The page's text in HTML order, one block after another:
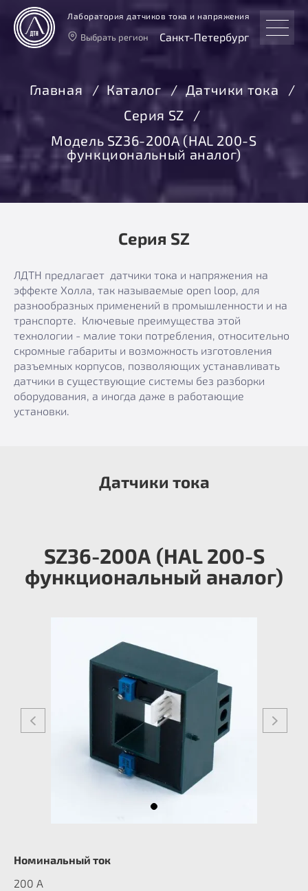
Лаборатория датчиков тока и напряжения
Выбрать регион Санкт-Петербург
Москва
Санкт-Петербург
Екатеринбург
Главная Каталог
Датчики тока
Серия SZ
Модель SZ36-200А (HAL 200-S
функциональный аналог)
Серия SZ
ЛДТН предлагает датчики тока и напряжения на
эффекте Холла, так называемые open loop, для
разнообразных применений в промышленности и на
транспорте. Ключевые преимущества этой
технологии - малие токи потребления, относительно
скромные габариты и возможность изготовления
разъемных корпусов, позволяющих устанавливать
датчики в существующие системы без разборки
оборудования, а иногда даже в работающие
установки.
Датчики тока
SZ36-200А (HAL 200-S
функциональный аналог)
Номинальный ток
200 А